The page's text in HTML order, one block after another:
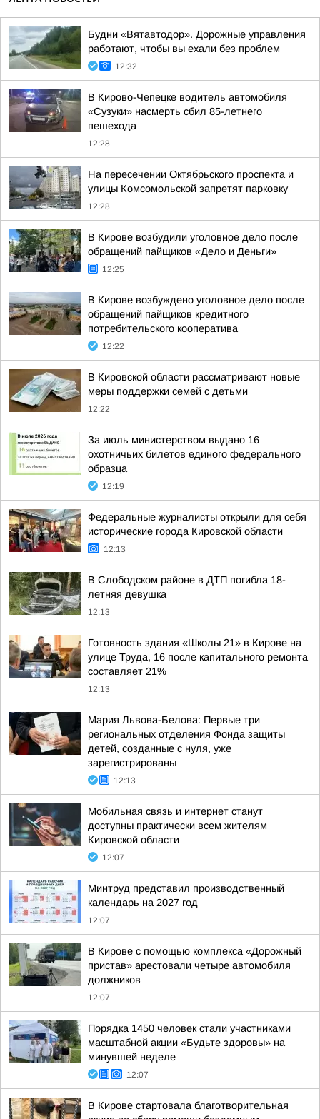
Будни «Вятавтодор». Дорожные управления
работают, чтобы вы ехали без проблем
12:32
В Кирово-Чепецке водитель автомобиля
«Сузуки» насмерть сбил 85-летнего
пешехода
12:28
На пересечении Октябрьского проспекта и
улицы Комсомольской запретят парковку
12:28
В Кирове возбудили уголовное дело после
обращений пайщиков «Дело и Деньги»
12:25
В Кирове возбуждено уголовное дело после
обращений пайщиков кредитного
потребительского кооператива
12:22
В Кировской области рассматривают новые
меры поддержки семей с детьми
12:22
За июль министерством выдано 16
охотничьих билетов единого федерального
образца
12:19
Федеральные журналисты открыли для себя
исторические города Кировской области
12:13
В Слободском районе в ДТП погибла 18-
летняя девушка
12:13
Готовность здания «Школы 21» в Кирове на
улице Труда, 16 после капитального ремонта
составляет 21%
12:13
Мария Львова-Белова: Первые три
региональных отделения Фонда защиты
детей, созданные с нуля, уже
зарегистрированы
12:13
Мобильная связь и интернет станут
доступны практически всем жителям
Кировской области
12:07
Минтруд представил производственный
календарь на 2027 год
12:07
В Кирове с помощью комплекса «Дорожный
пристав» арестовали четыре автомобиля
должников
12:07
Порядка 1450 человек стали участниками
масштабной акции «Будьте здоровы» на
минувшей неделе
12:07
В Кирове стартовала благотворительная